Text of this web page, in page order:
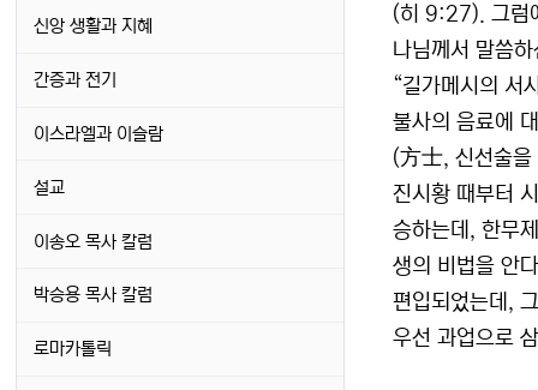
(히 9:27). 그럼
나님께서 말씀
“길가메시의 서
불사의 음료에
(方士, 신선술을
진시황 때부터
승하는데, 한무
생의 비법을 안
편입되었는데,
우선 과업으로
신앙 생활과 지혜
간증과 전기
이스라엘과 이슬람
설교
이송오 목사 칼럼
박승용 목사 칼럼
로마카톨릭